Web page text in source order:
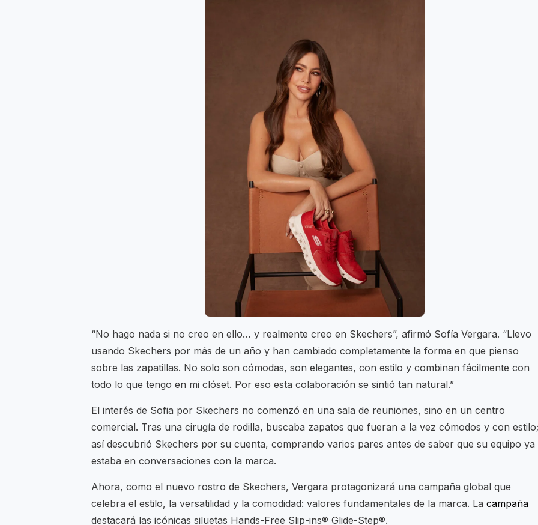
“No hago nada si no creo en ello… y realmente creo en Skechers”, afirmó Sofía Vergara. “Llevo
usando Skechers por más de un año y han cambiado completamente la forma en que pienso
sobre las zapatillas. No solo son cómodas, son elegantes, con estilo y combinan fácilmente con
todo lo que tengo en mi clóset. Por eso esta colaboración se sintió tan natural.”
El interés de Sofia por Skechers no comenzó en una sala de reuniones, sino en un centro
comercial. Tras una cirugía de rodilla, buscaba zapatos que fueran a la vez cómodos y con estilo;
así descubrió Skechers por su cuenta, comprando varios pares antes de saber que su equipo ya
estaba en conversaciones con la marca.
Ahora, como el nuevo rostro de Skechers, Vergara protagonizará una campaña global que
celebra el estilo, la versatilidad y la comodidad: valores fundamentales de la marca. La campaña
destacará las icónicas siluetas Hands-Free Slip-ins®️ Glide-Step®️.